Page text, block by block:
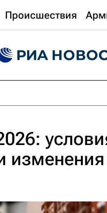
Происшествия
изменения